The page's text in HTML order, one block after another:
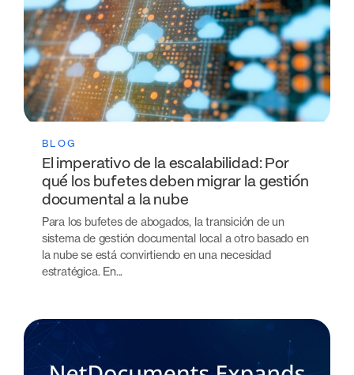
BLOG
El imperativo de la escalabilidad: Por
qué los bufetes deben migrar la gestión
documental a la nube
Para los bufetes de abogados, la transición de un
sistema de gestión documental local a otro basado en
la nube se está convirtiendo en una necesidad
estratégica. En...